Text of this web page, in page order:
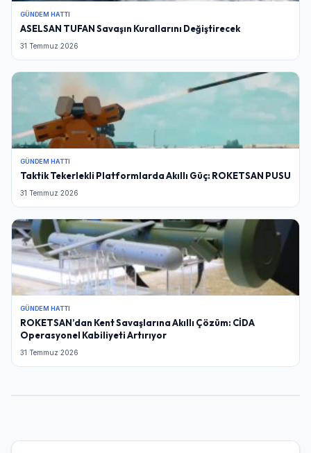
GÜNDEM HATTI
ASELSAN TUFAN Savaşın Kurallarını Değiştirecek
31 Temmuz 2026
GÜNDEM HATTI
Taktik Tekerlekli Platformlarda Akıllı Güç: ROKETSAN PUSU
31 Temmuz 2026
GÜNDEM HATTI
ROKETSAN’dan Kent Savaşlarına Akıllı Çözüm: CİDA
Operasyonel Kabiliyeti Artırıyor
31 Temmuz 2026